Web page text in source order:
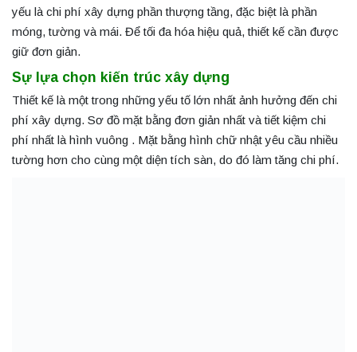
yếu là chi phí xây dựng phần thượng tầng, đặc biệt là phần
móng, tường và mái. Để tối đa hóa hiệu quả, thiết kế cần được
giữ đơn giản.
Sự lựa chọn kiến trúc xây dựng
Thiết kế là một trong những yếu tố lớn nhất ảnh hưởng đến chi
phí xây dựng. Sơ đồ mặt bằng đơn giản nhất và tiết kiệm chi
phí nhất là hình vuông . Mặt bằng hình chữ nhật yêu cầu nhiều
tường hơn cho cùng một diện tích sàn, do đó làm tăng chi phí.